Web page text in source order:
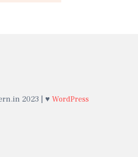
2023 | ♥ WordPress